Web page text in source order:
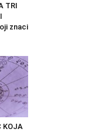
TRI
znaci
KOJA